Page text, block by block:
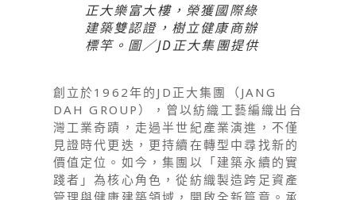
正大樂富大樓，榮獲國際綠
建築雙認證，樹立健康商辦
標竿。圖／JD正大集團提供
創立於1962年的JD正大集團（JANG
DAH GROUP），曾以紡織工藝編織出台
灣工業奇蹟，走過半世紀產業演進，不僅
見證時代更迭，更持續在轉型中尋找新的
價值定位。如今，集團以「建築永續的實
踐者」為核心角色，從紡織製造跨足資產
管理與健康建築領域，開啟全新篇章。承